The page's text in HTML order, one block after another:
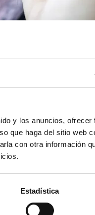
y los anuncios,
que haga del sitio web
con otra información
Estadística